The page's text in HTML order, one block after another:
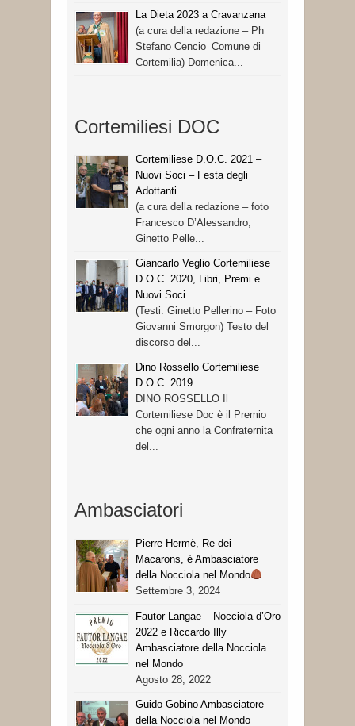
La Dieta 2023 a Cravanzana
(a cura della redazione – Ph
Stefano Cencio_Comune di
Cortemilia) Domenica...
Cortemiliesi DOC
Cortemiliese D.O.C. 2021 –
Nuovi Soci – Festa degli
Adottanti
(a cura della redazione – foto
Francesco D’Alessandro,
Ginetto Pelle...
Giancarlo Veglio Cortemiliese
D.O.C. 2020, Libri, Premi e
Nuovi Soci
(Testi: Ginetto Pellerino – Foto
Giovanni Smorgon) Testo del
discorso del...
Dino Rossello Cortemiliese
D.O.C. 2019
DINO ROSSELLO Il
Cortemiliese Doc è il Premio
che ogni anno la Confraternita
del...
Ambasciatori
Pierre Hermè, Re dei
Macarons, è Ambasciatore
della Nocciola nel Mondo
Settembre 3, 2024
Fautor Langae – Nocciola d’Oro
2022 e Riccardo Illy
Ambasciatore della Nocciola
nel Mondo
Agosto 28, 2022
Guido Gobino Ambasciatore
della Nocciola nel Mondo